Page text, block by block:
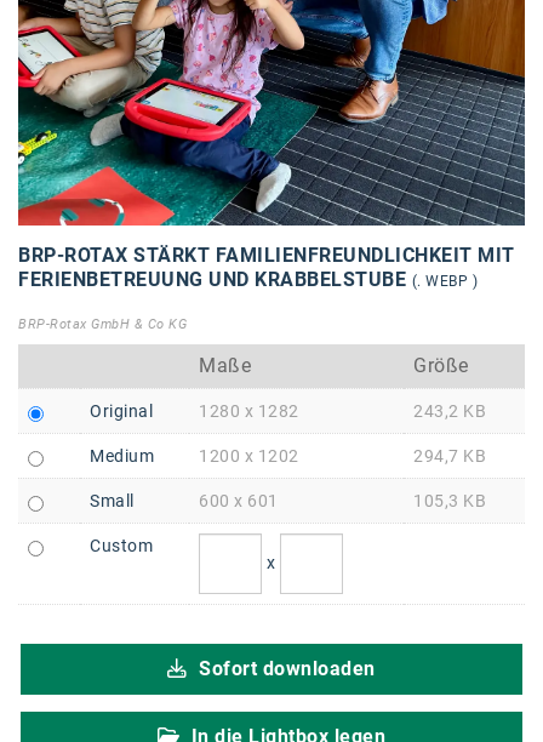
bellaflora
Be.See.
BISON
Brandl Talos
Braun
BRP-Rotax
Calle Libre
DDB Wien
Enkeltaugliches Österreich
Gillette
Gillette Venus
Helvetia Österreich
BRP-ROTAX STÄRKT FAMILIENFREUNDLICHKEIT MIT
FERIENBETREUUNG UND KRABBELSTUBE (. WEBP )
BRP-Rotax GmbH & Co KG
Maße Größe
Original 1280 x 1282 243,2 KB
Medium 1200 x 1202 294,7 KB
Small 600 x 601 105,3 KB
Custom
x
Sofort downloaden
In die Lightbox legen